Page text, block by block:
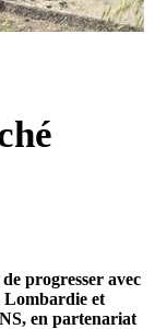
progresser avec
Lombardie et
en partenariat